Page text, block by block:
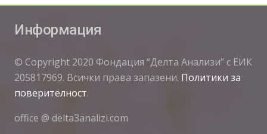
Информация
© Copyright 2020 Фондация “Делта Анализи” с ЕИК
205817969. Всички права запазени. Политики за
поверителност.
office @ delta3analizi.com